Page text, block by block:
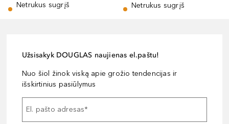
Netrukus sugrįš Netrukus sugrįš
Užsisakyk DOUGLAS naujienas el.paštu!
Nuo šiol žinok viską apie grožio tendencijas ir
išskirtinius pasiūlymus
El. pašto adresas*